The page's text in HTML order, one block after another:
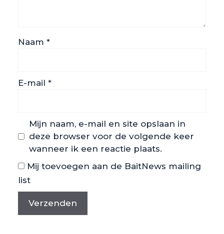
Naam *
E-mail *
Mijn naam, e-mail en site opslaan in
deze browser voor de volgende keer
wanneer ik een reactie plaats.
Mij toevoegen aan de BaitNews mailing
list